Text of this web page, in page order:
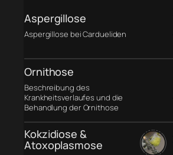
Aspergillose
Aspergillose bei Cardueliden
Ornithose
Beschreibung des
Krankheitsverlaufes und die
Behandlung der Ornithose
Kokzidiose &
Atoxoplasmose